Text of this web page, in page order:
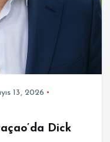
13, 2026
Dick